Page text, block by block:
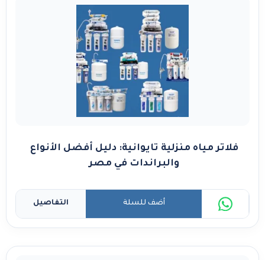
فلاتر مياه منزلية تايوانية: دليل أفضل الأنواع
والبراندات في مصر
التفاصيل أضف للسلة